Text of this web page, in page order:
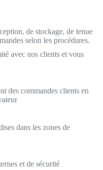
de stockage, de tenue
selon les procédures.
avec nos clients et vous
des commandes clients en
dans les zones de
et de sécurité